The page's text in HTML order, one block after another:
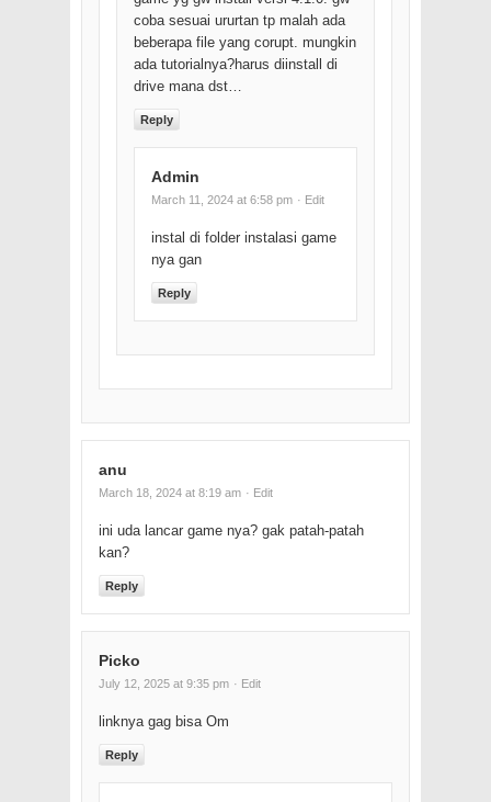
coba sesuai ururtan tp malah ada
beberapa file yang corupt. mungkin
ada tutorialnya?harus diinstall di
drive mana dst…
Reply
Admin
March 11, 2024 at 6:58 pm · Edit
instal di folder instalasi game
nya gan
Reply
anu
March 18, 2024 at 8:19 am · Edit
ini uda lancar game nya? gak patah-patah
kan?
Reply
Picko
July 12, 2025 at 9:35 pm · Edit
linknya gag bisa Om
Reply